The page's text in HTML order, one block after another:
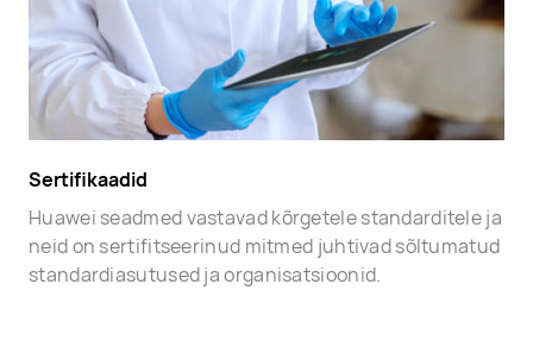
Sertifikaadid
Huawei seadmed vastavad kõrgetele standarditele ja
neid on sertifitseerinud mitmed juhtivad sõltumatud
standardiasutused ja organisatsioonid.